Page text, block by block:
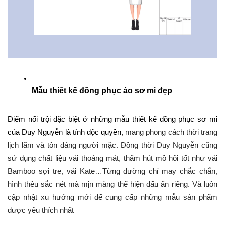
Mẫu thiết kế đồng phục áo sơ mi đẹp
Điểm nổi trội đặc biệt ở những mẫu thiết kế đồng phục sơ mi
của Duy Nguyễn là tính độc quyền, mang phong cách thời trang
lịch lãm và tôn dáng người mặc. Đồng thời Duy Nguyễn cũng
sử dụng chất liệu vải thoáng mát, thấm hút mồ hôi tốt như vải
Bamboo sợi tre, vải Kate…Từng đường chỉ may chắc chắn,
hình thêu sắc nét mà mịn màng thể hiện dấu ấn riêng. Và luôn
cập nhật xu hướng mới để cung cấp những mẫu sản phẩm
được yêu thích nhất